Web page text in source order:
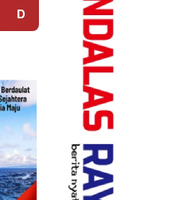
Sumbar Ungkap Praktik PETI,